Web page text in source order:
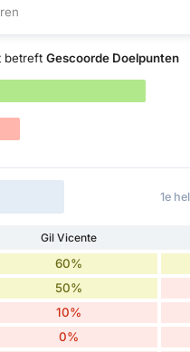
betreftGescoorde Doelpunten
1e
Gil Vicente
60%
50%
10%
0%